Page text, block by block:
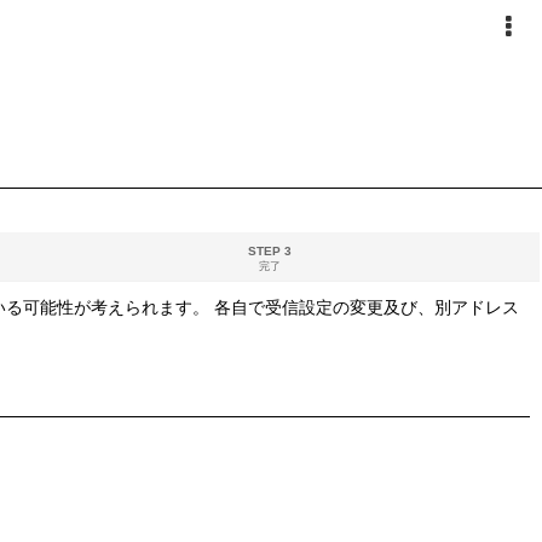
STEP 3
完了
可能性が考えられます。 各自で受信設定の変更及び、別アドレス